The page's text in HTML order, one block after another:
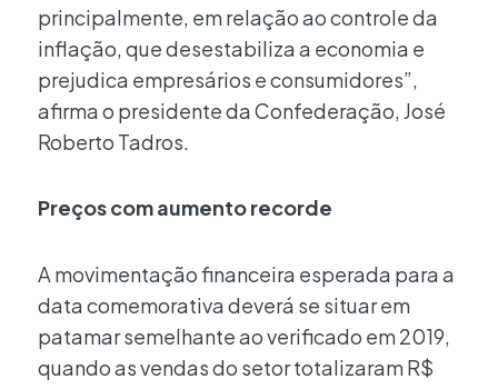
principalmente, em relação ao controle da
inflação, que desestabiliza a economia e
prejudica empresários e consumidores”,
afirma o presidente da Confederação, José
Roberto Tadros.
Preços com aumento recorde
A movimentação financeira esperada para a
data comemorativa deverá se situar em
patamar semelhante ao verificado em 2019,
quando as vendas do setor totalizaram R$